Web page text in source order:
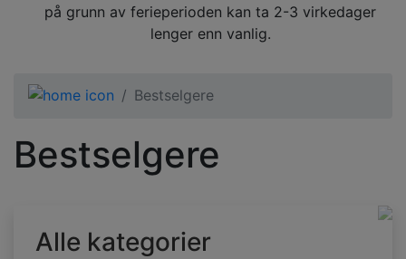
på grunn av ferieperioden kan ta 2-3 virkedager
lenger enn vanlig.
Bestselgere
Bestselgere
Alle kategorier